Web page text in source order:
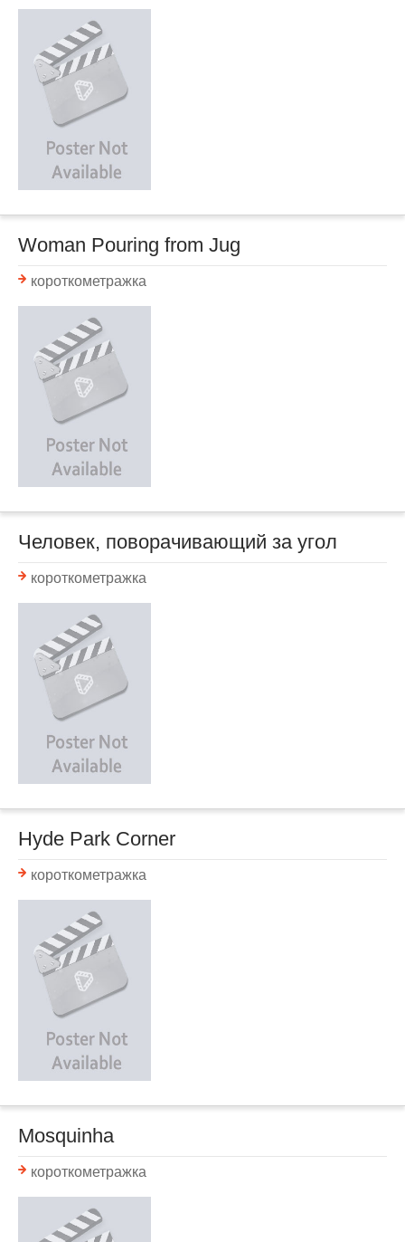
Woman Pouring from Jug
короткометражка
Человек, поворачивающий за угол
короткометражка
Hyde Park Corner
короткометражка
Mosquinha
короткометражка